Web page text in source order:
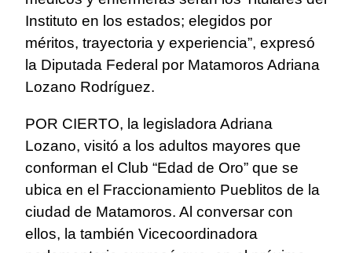
Instituto en los estados; elegidos por
méritos, trayectoria y experiencia”, expresó
la Diputada Federal por Matamoros Adriana
Lozano Rodríguez.
POR CIERTO, la legisladora Adriana
Lozano, visitó a los adultos mayores que
conforman el Club “Edad de Oro” que se
ubica en el Fraccionamiento Pueblitos de la
ciudad de Matamoros. Al conversar con
ellos, la también Vicecoordinadora